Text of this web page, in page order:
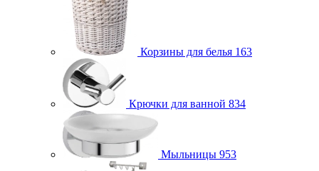
Корзины для белья 163
Крючки для ванной 834
Мыльницы 953